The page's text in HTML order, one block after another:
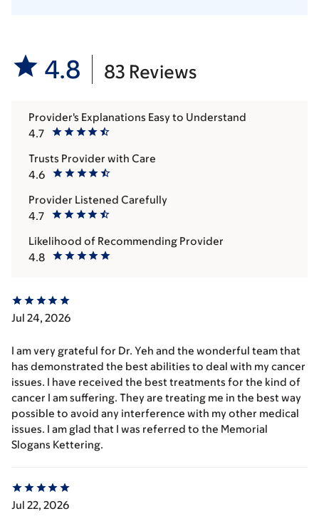
4.8 83 Reviews
4.7
Provider's Explanations Easy to Understand
4.6
Trusts Provider with Care
4.7
Provider Listened Carefully
4.8
Likelihood of Recommending Provider
Jul 24, 2026
I am very grateful for Dr. Yeh and the wonderful team that
has demonstrated the best abilities to deal with my cancer
issues. I have received the best treatments for the kind of
cancer I am suffering. They are treating me in the best way
possible to avoid any interference with my other medical
issues. I am glad that I was referred to the Memorial
Slogans Kettering.
Jul 22, 2026